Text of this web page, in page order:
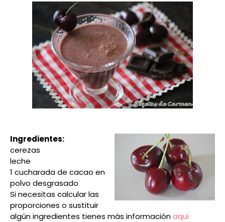
Ingredientes:
cerezas
leche
1 cucharada de cacao en
polvo desgrasado
Si necesitas calcular las
proporciones o sustituir
algún ingredientes tienes más informaciónaqui